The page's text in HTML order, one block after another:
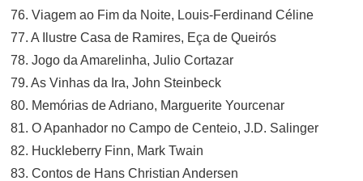
76. Viagem ao Fim da Noite, Louis-Ferdinand Céline
77. A Ilustre Casa de Ramires, Eça de Queirós
78. Jogo da Amarelinha, Julio Cortazar
79. As Vinhas da Ira, John Steinbeck
80. Memórias de Adriano, Marguerite Yourcenar
81. O Apanhador no Campo de Centeio, J.D. Salinger
82. Huckleberry Finn, Mark Twain
83. Contos de Hans Christian Andersen